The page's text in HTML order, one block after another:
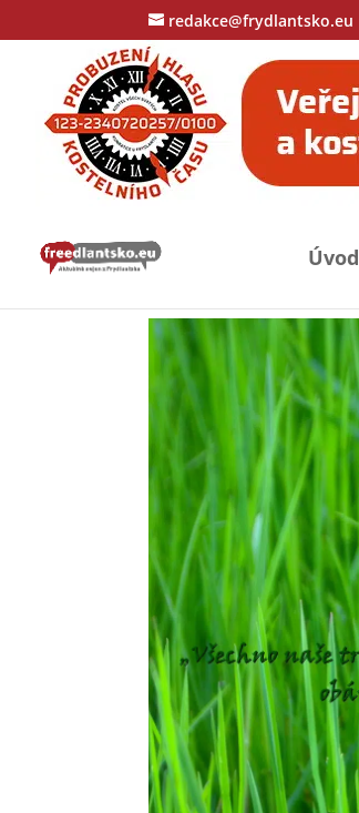
redakce@frydlantsko.eu
Úvod